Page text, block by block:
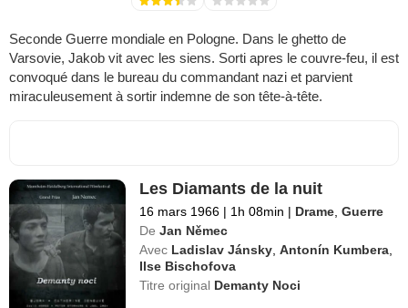
Seconde Guerre mondiale en Pologne. Dans le ghetto de
Varsovie, Jakob vit avec les siens. Sorti apres le couvre-feu, il est
convoqué dans le bureau du commandant nazi et parvient
miraculeusement à sortir indemne de son tête-à-tête.
Les Diamants de la nuit
16 mars 1966 | 1h 08min | Drame,Guerre
De Jan Němec
Avec Ladislav Jánsky,Antonín Kumbera,
Ilse Bischofova
Titre original Demanty Noci